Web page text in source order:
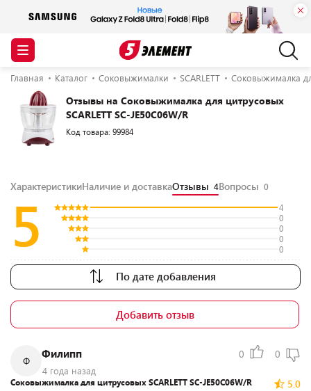
Главная Каталог Соковыжималки SCARLETT Соковыжималка
Отзывы на Соковыжималка для цитрусовых
SCARLETT SC-JE50C06W/R
Код товара: 99984
ХарактеристикиНаличие и доставкаОтзывы 4Вопросы 0
5
4
0
0
0
0
По дате добавления
Добавить отзыв
Ф
Филипп
4 года назад
0 0
5.0
Соковыжималка для цитрусовых SCARLETT SC-JE50C06W/R